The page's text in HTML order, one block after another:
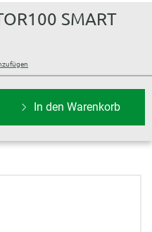
SMART
In den Warenkorb